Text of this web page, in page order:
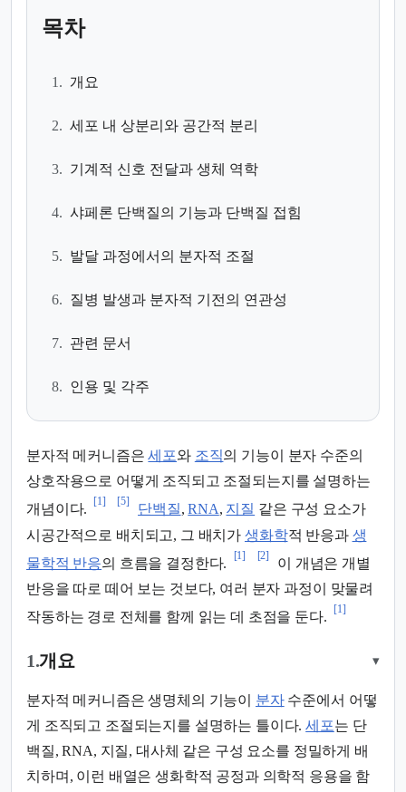
목차
1. 개요
2. 세포 내 상분리와 공간적 분리
3. 기계적 신호 전달과 생체 역학
4. 샤페론 단백질의 기능과 단백질 접힘
5. 발달 과정에서의 분자적 조절
6. 질병 발생과 분자적 기전의 연관성
7. 관련 문서
8. 인용 및 각주
분자적 메커니즘은세포와 조직의 기능이 분자 수준의
상호작용으로 어떻게 조직되고 조절되는지를 설명하는
개념이다.
[1] [5]
단백질,RNA, 지질 같은 구성 요소가
시공간적으로 배치되고, 그 배치가 생화학적 반응과 생
물학적 반응의 흐름을 결정한다.
[1] [2]
이 개념은 개별
반응을 따로 떼어 보는 것보다, 여러 분자 과정이 맞물려
작동하는 경로 전체를 함께 읽는 데 초점을 둔다.
[1]
1.개요 ▾
분자적 메커니즘은 생명체의 기능이 분자수준에서 어떻
게 조직되고 조절되는지를 설명하는 틀이다.세포는 단
백질, RNA, 지질, 대사체 같은 구성 요소를 정밀하게 배
치하며, 이런 배열은 생화학적 공정과 의학적 응용을 함